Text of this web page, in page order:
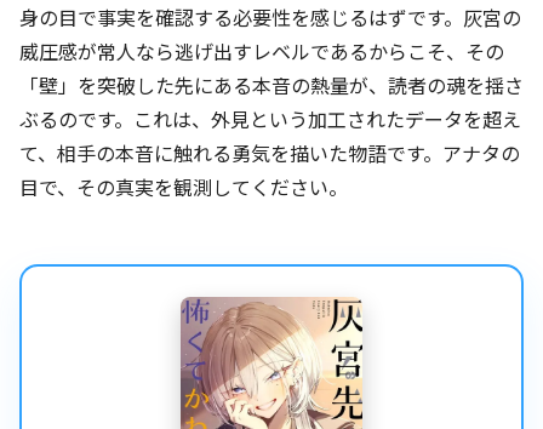
身の目で事実を確認する必要性を感じるはずです。灰宮の
威圧感が常人なら逃げ出すレベルであるからこそ、その
「壁」を突破した先にある本音の熱量が、読者の魂を揺さ
ぶるのです。これは、外見という加工されたデータを超え
て、相手の本音に触れる勇気を描いた物語です。アナタの
目で、その真実を観測してください。